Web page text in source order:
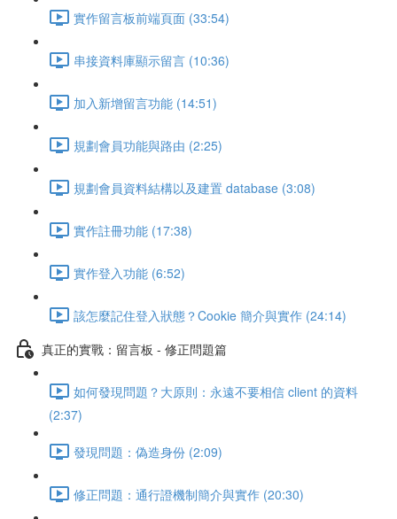
實作留言板前端頁面 (33:54)
串接資料庫顯示留言 (10:36)
加入新增留言功能 (14:51)
規劃會員功能與路由 (2:25)
規劃會員資料結構以及建置 database (3:08)
實作註冊功能 (17:38)
實作登入功能 (6:52)
該怎麼記住登入狀態？Cookie 簡介與實作 (24:14)
真正的實戰：留言板 - 修正問題篇
如何發現問題？大原則：永遠不要相信 client 的資料
(2:37)
發現問題：偽造身份 (2:09)
修正問題：通行證機制簡介與實作 (20:30)